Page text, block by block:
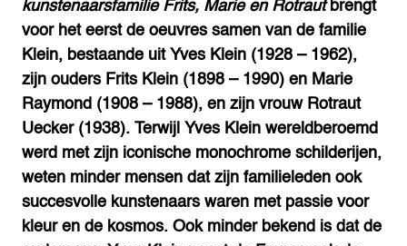
kunstenaarsfamilie Frits, Marie en Rotrautbrengt
voor het eerst de oeuvres samen van de familie
Klein, bestaande uit Yves Klein (1928 – 1962),
zijn ouders Frits Klein (1898 – 1990) en Marie
Raymond (1908 – 1988), en zijn vrouw Rotraut
Uecker (1938). Terwijl Yves Klein wereldberoemd
werd met zijn iconische monochrome schilderijen,
weten minder mensen dat zijn familieleden ook
succesvolle kunstenaars waren met passie voor
kleur en de kosmos. Ook minder bekend is dat de